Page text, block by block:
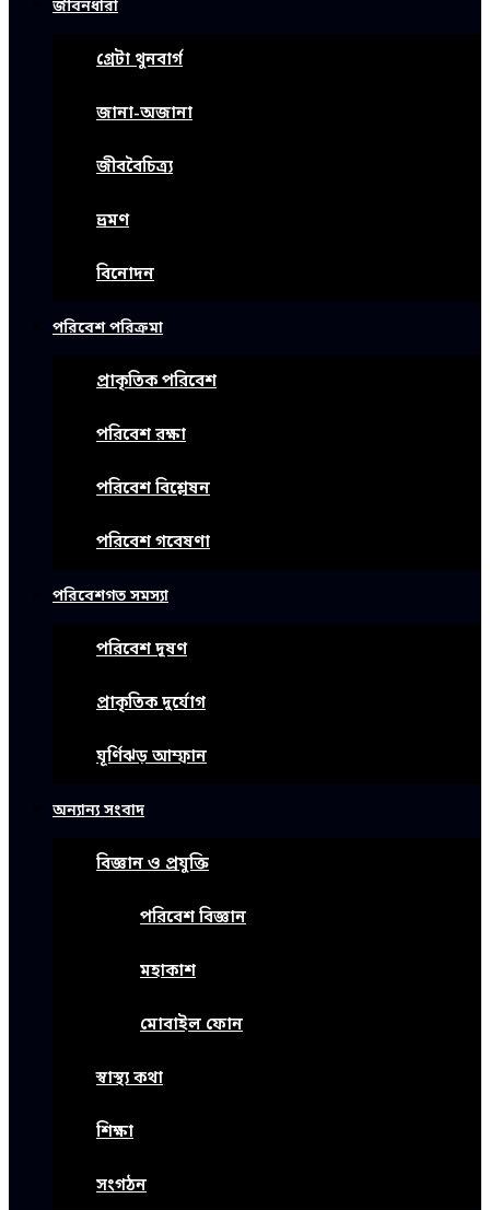
জীবনধারা
গ্রেটা থুনবার্গ
জানা-অজানা
জীববৈচিত্র্য
ভ্রমণ
বিনোদন
পরিবেশ পরিক্রমা
প্রাকৃতিক পরিবেশ
পরিবেশ রক্ষা
পরিবেশ বিশ্লেষন
পরিবেশ গবেষণা
পরিবেশগত সমস্যা
পরিবেশ দূষণ
প্রাকৃতিক দুর্যোগ
ঘূর্ণিঝড় আম্ফান
অন্যান্য সংবাদ
বিজ্ঞান ও প্রযুক্তি
পরিবেশ বিজ্ঞান
মহাকাশ
মোবাইল ফোন
স্বাস্থ্য কথা
শিক্ষা
সংগঠন